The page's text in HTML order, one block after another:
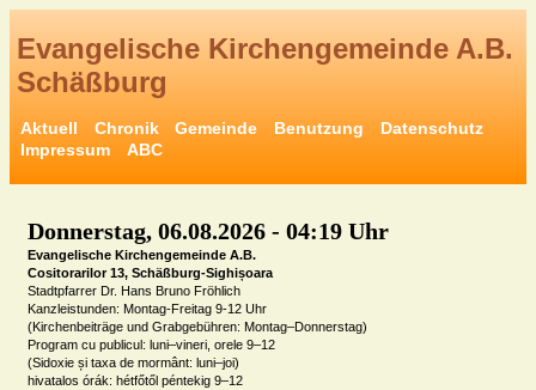
Evangelische Kirchengemeinde A.B.
Schäßburg
Aktuell Chronik Gemeinde Benutzung
Datenschutz
Impressum
ABC
Donnerstag, 06.08.2026 - 04:19 Uhr
Evangelische Kirchengemeinde A.B.
Cositorarilor 13, Schäßburg-Sighișoara
Stadtpfarrer Dr. Hans Bruno Fröhlich
Kanzleistunden: Montag-Freitag 9-12 Uhr
(Kirchenbeiträge und Grabgebühren: Montag–Donnerstag)
Program cu publicul: luni–vineri, orele 9–12
(Sidoxie și taxa de mormânt: luni–joi)
hivatalos órák: hétfőtől péntekig 9–12